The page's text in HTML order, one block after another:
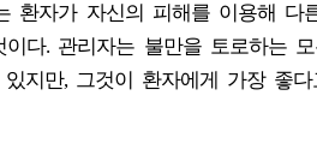
환자가 자신의 피해를 이용해 다
다. 관리자는 불만을 토로하는
지만, 그것이 환자에게 가장 좋